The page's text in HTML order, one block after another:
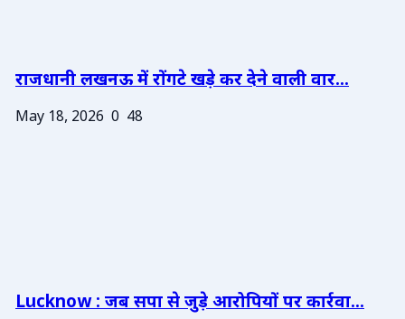
राजधानी लखनऊ में रोंगटे खड़े कर देने वाली वार...
May 18, 2026 0 48
Lucknow : जब सपा से जुड़े आरोपियों पर कार्रवा...